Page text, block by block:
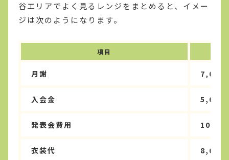
谷エリアでよく見るレンジをまとめると、イメー
ジは次のようになります。
項目
月謝 7,000
入会金 5,000
発表会費用
衣装代 8,000